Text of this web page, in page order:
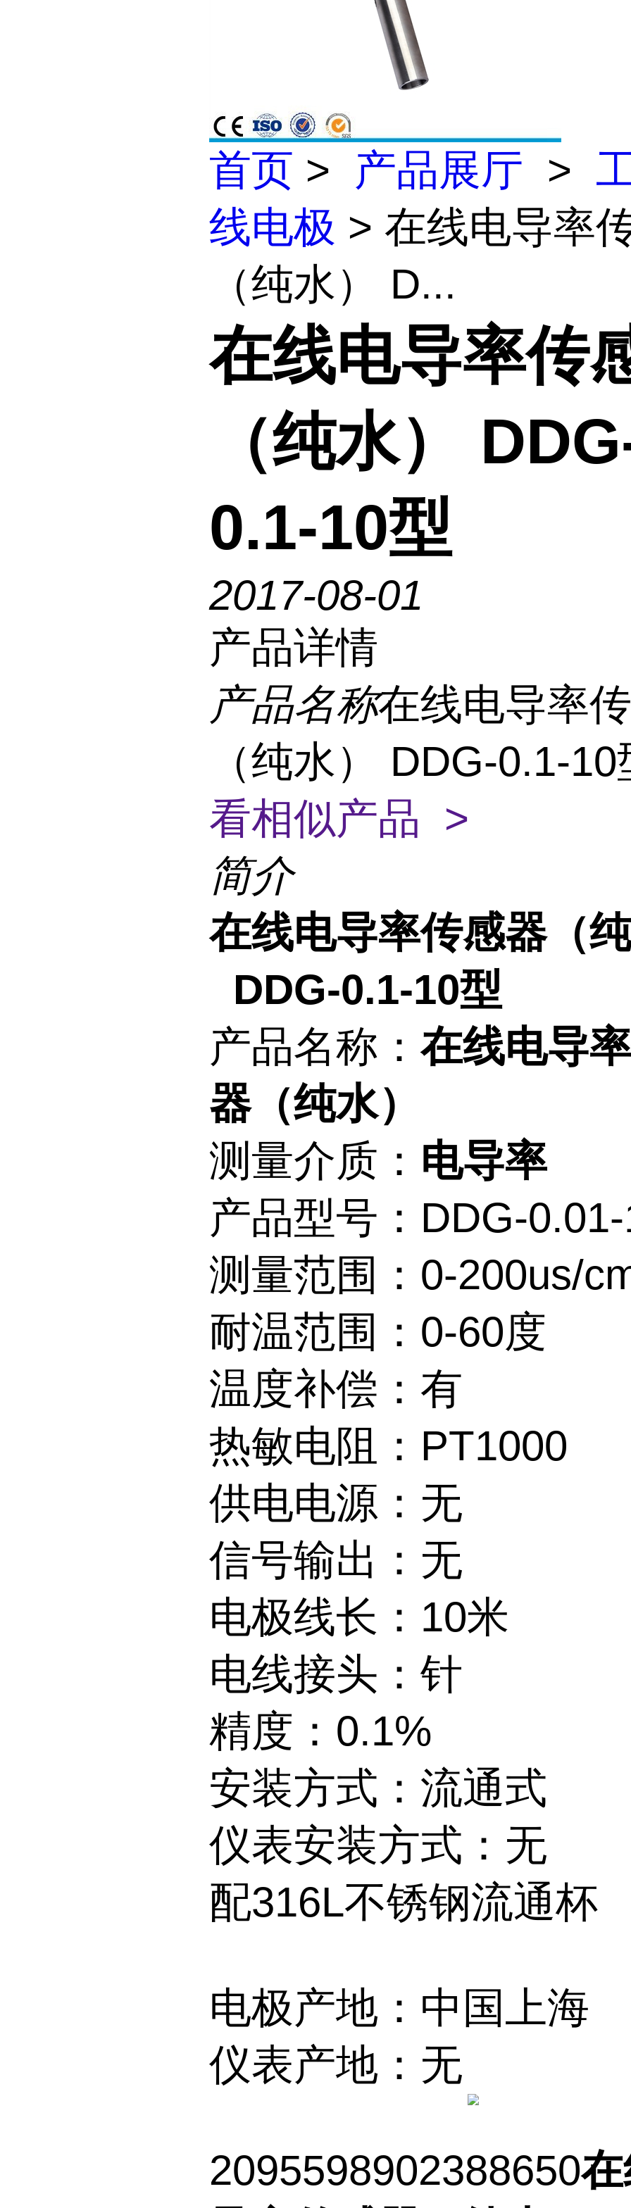
首页 > 产品展厅 >
线电极 > 在线电导率
（纯水） D...
在线电导率传
（纯水）
0.1-10型
2017-08-01
产品详情
产品名称在线电导率
（纯水） DDG-0.1-
看相似产品 >
简介
在线电导率传感器（
DDG-0.1-10型
产品名称：在线电导
器（纯水）
测量介质： 电导率
产品型号：DDG-
测量范围：0-200us/
耐温范围：0-60度
温度补偿：有
热敏电阻：PT1000
供电电源：无
信号输出：无
电极线长：10米
电线接头：针
精度：0.1%
安装方式：流通式
仪表安装方式：无
配316L不锈钢流通杯
电极产地：中国上海
仪表产地：无
2095598902388650